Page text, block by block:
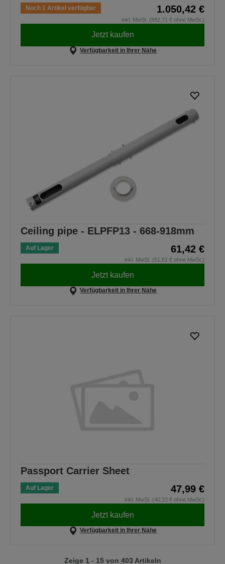
Noch 1 Artikel verfügbar 1.050,42 €
inkl. MwSt. (882,71 € ohne MwSt.)
Jetzt kaufen
Verfügbarkeit in Ihrer Nähe
Ceiling pipe - ELPFP13 - 668-918mm
Auf Lager 61,42 €
inkl. MwSt. (51,61 € ohne MwSt.)
Jetzt kaufen
Verfügbarkeit in Ihrer Nähe
Passport Carrier Sheet
Auf Lager 47,99 €
inkl. MwSt. (40,33 € ohne MwSt.)
Jetzt kaufen
Verfügbarkeit in Ihrer Nähe
Zeige 1 - 15 von 403 Artikeln